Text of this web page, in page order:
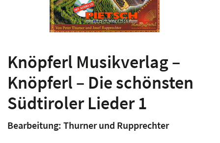
Knöpferl Musikverlag –
Knöpferl – Die schönsten
Südtiroler Lieder 1
Bearbeitung: Thurner und Rupprechter